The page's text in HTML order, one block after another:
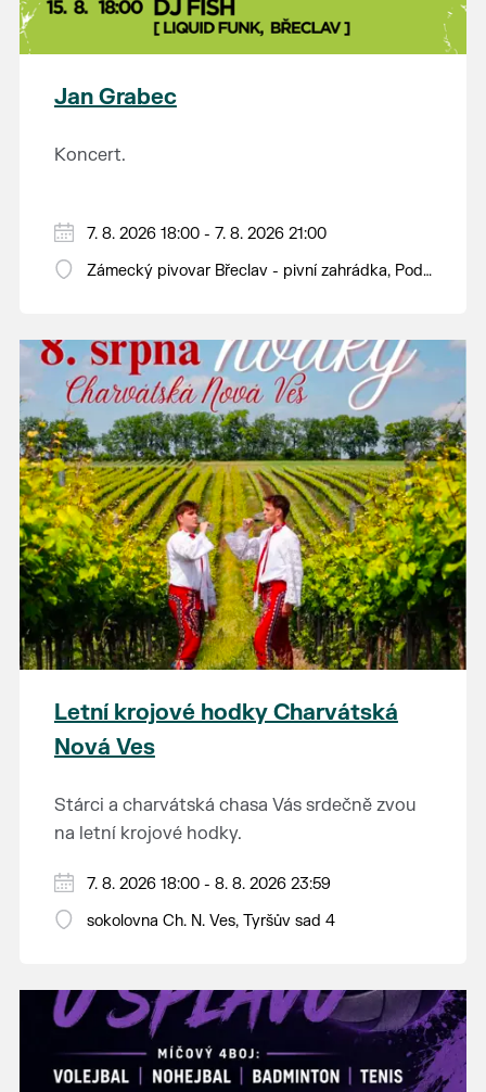
Jan Grabec
Koncert.
7. 8. 2026 18:00 - 7. 8. 2026 21:00
Zámecký pivovar Břeclav - pivní zahrádka, Pod
Letní krojové hodky Charvátská
Nová Ves
Stárci a charvátská chasa Vás srdečně zvou
na letní krojové hodky.
PÁTEK 7. srpna
18:00 - ruční stavění máje
14:00 - krojový průvod pro stárky od
hostince “U Buvola”
16:00 - odpolední zábava na sokolovně
21:00 - večerní zábava
7. 8. 2026 18:00 - 8. 8. 2026 23:59
sokolovna Ch. N. Ves, Tyršův sad 4